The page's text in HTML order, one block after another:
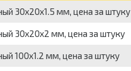
30х20х1.5 мм, цена за штуку
30х20х2 мм, цена за штуку
100х1.2 мм, цена за штуку